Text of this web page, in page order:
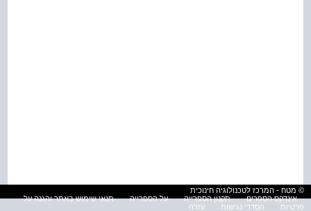
© מטח - המרכז לטכנולוגיה חינוכית
אינדקס הספרים
תקנון הספרייה על הספרייה
תנאי שימוש באתר והגנה על
פרטיות
הסדרי נגישות עזרה